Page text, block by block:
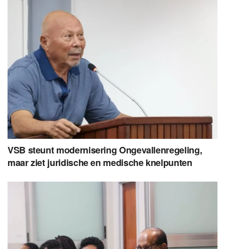
VSB steunt modernisering Ongevallenregeling,
maar ziet juridische en medische knelpunten